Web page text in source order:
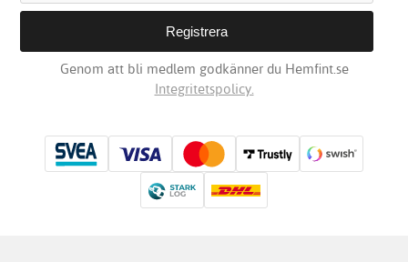
Genom att bli medlem godkänner du Hemfint.se
Integritetspolicy.